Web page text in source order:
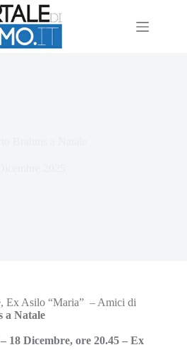
Ex Asilo “Maria” – Amici di
a Natale
18 Dicembre, ore 20.45 – Ex